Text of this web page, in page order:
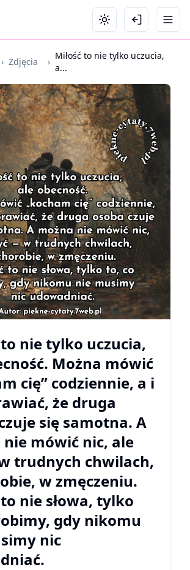
› Zdjęcia ›
Miłość to nie tylko uczucia,
a...
to nie tylko uczucia,
Można mówić
cię” codziennie, a i
że druga
się samotna. A
mówić nic, ale
trudnych chwilach,
w zmęczeniu.
to nie słowa, tylko
gdy nikomu
nic